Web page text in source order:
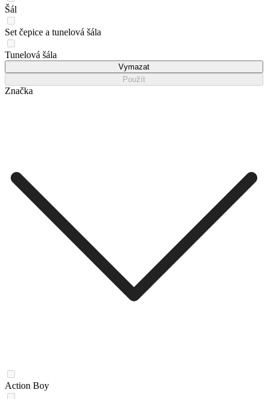
Šál
Set čepice a tunelová šála
Tunelová šála
Vymazat
Použít
Značka
Action Boy